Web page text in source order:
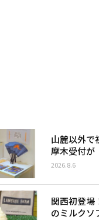
山麓以外で
摩木受付が
2026.8.6
関西初登場
のミルクソ